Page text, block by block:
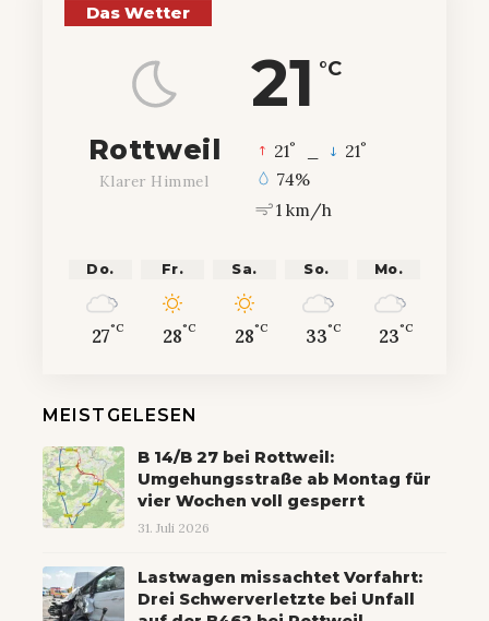
Das Wetter
21 °C
Rottweil
Klarer Himmel
21° 21°
74%
1 km/h
Do.
27°C
Fr.
28°C
Sa.
28°C
So.
33°C
Mo.
23°C
MEISTGELESEN
B 14/B 27 bei Rottweil:
Umgehungsstraße ab Montag für
vier Wochen voll gesperrt
31. Juli 2026
Lastwagen missachtet Vorfahrt:
Drei Schwerverletzte bei Unfall